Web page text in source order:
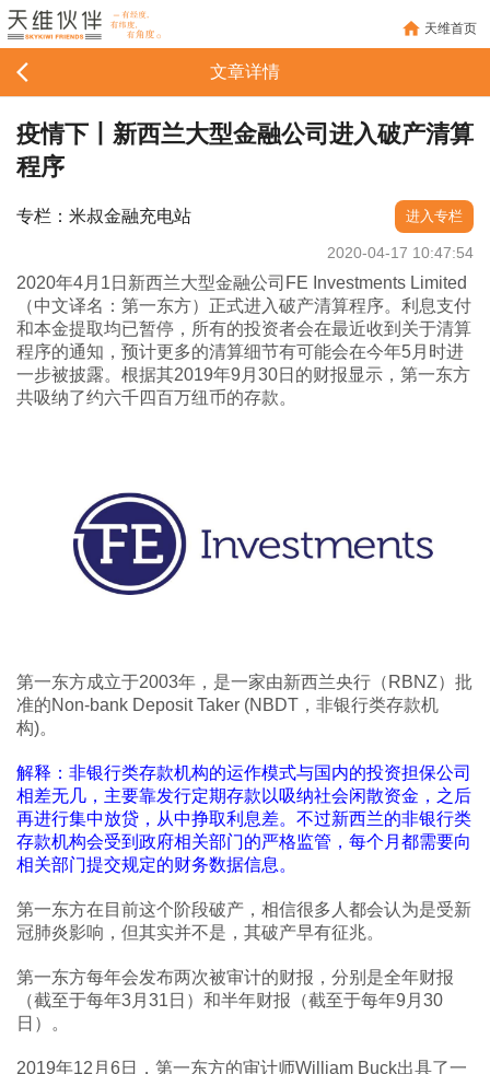
天维首页
文章详情
疫情下丨新西兰大型金融公司进入破产清算
程序
专栏：米叔金融充电站 进入专栏
2020-04-17 10:47:54
2020年4月1日新西兰大型金融公司FE Investments Limited
（中文译名：第一东方）正式进入破产清算程序。利息支付
和本金提取均已暂停，所有的投资者会在最近收到关于清算
程序的通知，预计更多的清算细节有可能会在今年5月时进
一步被披露。根据其2019年9月30日的财报显示，第一东方
共吸纳了约六千四百万纽币的存款。
第一东方成立于2003年，是一家由新西兰央行（RBNZ）批
准的Non-bank Deposit Taker (NBDT，非银行类存款机
构)。
解释：非银行类存款机构的运作模式与国内的投资担保公司
相差无几，主要靠发行定期存款以吸纳社会闲散资金，之后
再进行集中放贷，从中挣取利息差。不过新西兰的非银行类
存款机构会受到政府相关部门的严格监管，每个月都需要向
相关部门提交规定的财务数据信息。
第一东方在目前这个阶段破产，相信很多人都会认为是受新
冠肺炎影响，但其实并不是，其破产早有征兆。
第一东方每年会发布两次被审计的财报，分别是全年财报
（截至于每年3月31日）和半年财报（截至于每年9月30
日）。
2019年12月6日，第一东方的审计师William Buck出具了一